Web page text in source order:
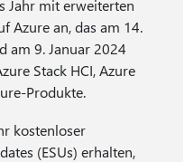
Jahr mit erweiterten
Azure an, das am 14.
am 9. Januar 2024
Stack HCI, Azure
Produkte.
kostenloser
(ESUs) erhalten,